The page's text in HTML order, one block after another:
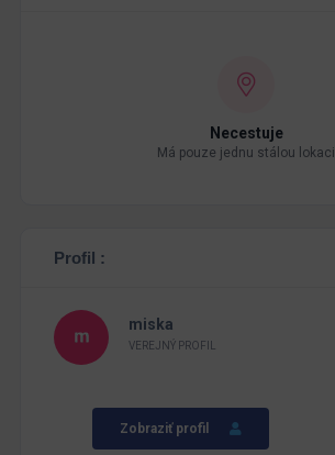
Necestuje
Má pouze jednu stálou lokaci
Profil :
miska
VEREJNÝ PROFIL
Zobraziť profil